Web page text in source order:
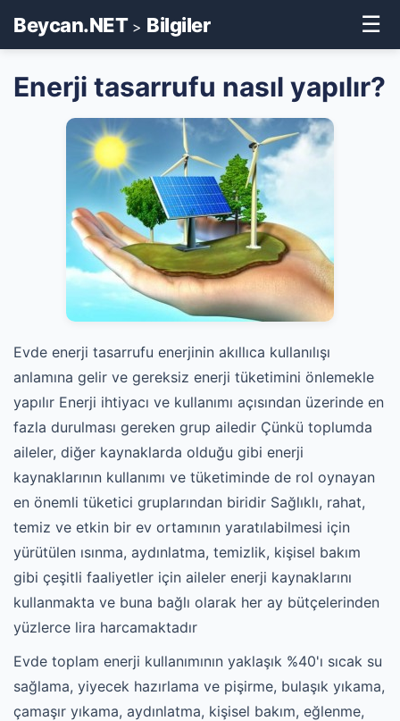
Beycan.NET> Bilgiler ☰
Enerji tasarrufu nasıl yapılır?
Evde enerji tasarrufu enerjinin akıllıca kullanılışı
anlamına gelir ve gereksiz enerji tüketimini önlemekle
yapılır Enerji ihtiyacı ve kullanımı açısından üzerinde en
fazla durulması gereken grup ailedir Çünkü toplumda
aileler, diğer kaynaklarda olduğu gibi enerji
kaynaklarının kullanımı ve tüketiminde de rol oynayan
en önemli tüketici gruplarından biridir Sağlıklı, rahat,
temiz ve etkin bir ev ortamının yaratılabilmesi için
yürütülen ısınma, aydınlatma, temizlik, kişisel bakım
gibi çeşitli faaliyetler için aileler enerji kaynaklarını
kullanmakta ve buna bağlı olarak her ay bütçelerinden
yüzlerce lira harcamaktadır
Evde toplam enerji kullanımının yaklaşık %40'ı sıcak su
sağlama, yiyecek hazırlama ve pişirme, bulaşık yıkama,
çamaşır yıkama, aydınlatma, kişisel bakım, eğlenme,